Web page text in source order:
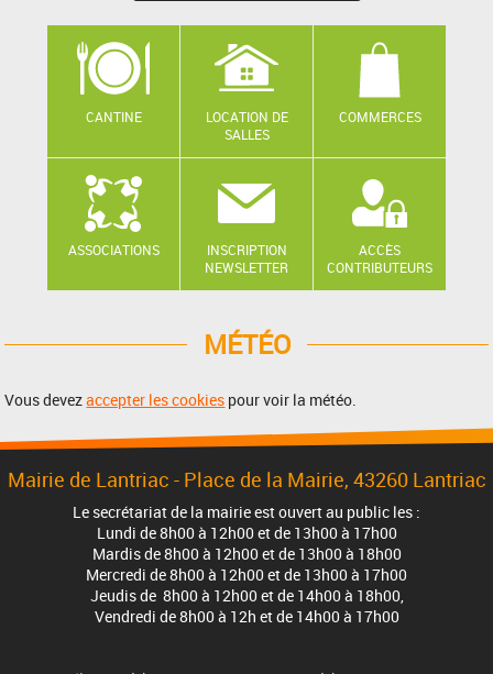
CANTINE
LOCATION DE
SALLES
COMMERCES
ASSOCIATIONS
INSCRIPTION
NEWSLETTER
ACCÈS
CONTRIBUTEURS
MÉTÉO
Vous devezaccepter les cookies pour voir la météo.
Mairie de Lantriac - Place de la Mairie, 43260 Lantriac
Le secrétariat de la mairie est ouvert au public les :
Lundi de 8h00 à 12h00 et de 13h00 à 17h00
Mardis de 8h00 à 12h00 et de 13h00 à 18h00
Mercredi de 8h00 à 12h00 et de 13h00 à 17h00
Jeudis de 8h00 à 12h00 et de 14h00 à 18h00,
Vendredi de 8h00 à 12h et de 14h00 à 17h00